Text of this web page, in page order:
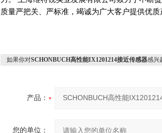
质量严把关、严标准，竭诚为广大客户提供优质
如果你对SCHONBUCH高性能IX1201214接近传感器感兴
产品：
您的单位：